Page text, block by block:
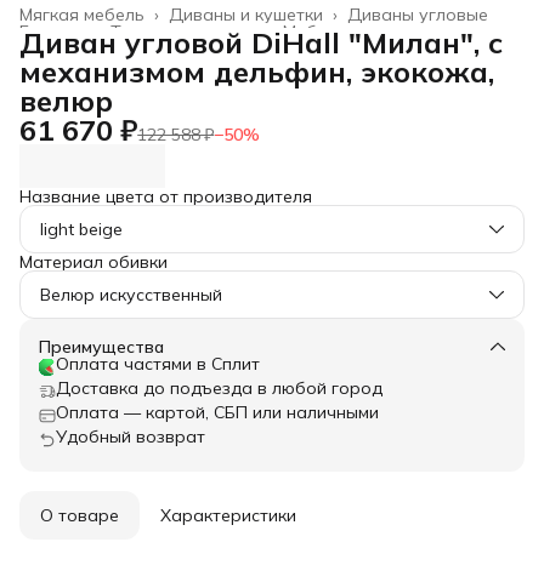
Диваны угловые
Диваны и кушетки ›
Мягкая мебель ›
Мебель ›
Товары для дома ›
Главная
Диван угловой DiHall "Милан", с
механизмом дельфин, экокожа,
велюр
61 670 ₽122 588 ₽−50%
Название цвета от производителя
light beige
Материал обивки
Велюр искусственный
Преимущества
Оплата частями в Сплит
Доставка до подъезда в любой город
Оплата — картой, СБП или наличными
Удобный возврат
О товаре Характеристики